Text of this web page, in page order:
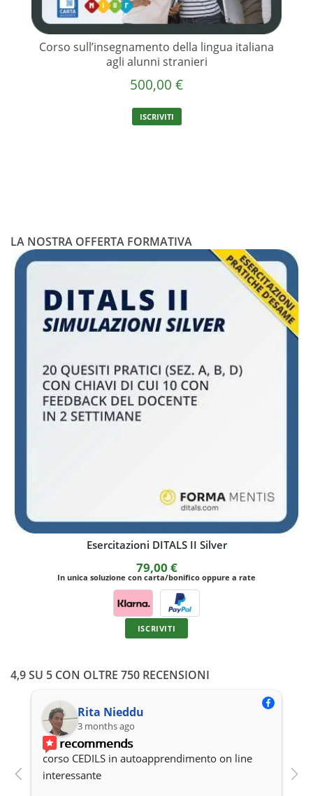
Corso sull’insegnamento della lingua italiana
agli alunni stranieri
500,00 €
ISCRIVITI
LA NOSTRA OFFERTA FORMATIVA
DITALS II Silver
con carta/bonifico oppure a rate In unica
4,9 SU 5 CON OLTRE 750 RECENSIONI
Rita Nieddu
3 months ago
recommends
corso CEDILS in autoapprendimento on line
interessante